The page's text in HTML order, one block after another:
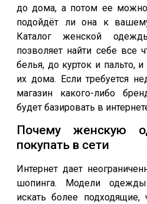
до дома, а потом ее
подойдёт ли она к
Каталог женской
позволяет найти себе все
белья, до курток и пальто,
их дома. Если требуется
магазин какого-либо
будет базировать в
Почему женскую
покупать в сети
Интернет дает
шопинга. Модели
искать более